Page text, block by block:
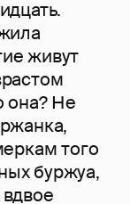
живут
она? Не
того
буржуа,